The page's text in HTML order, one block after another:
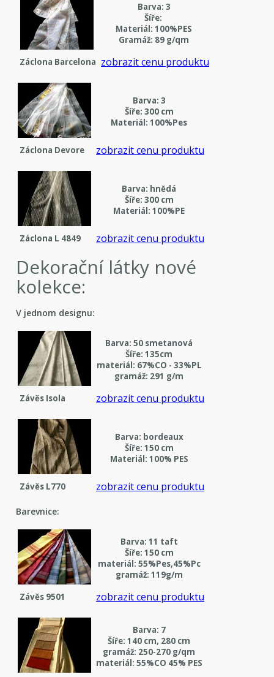
Barva: 3
Šíře:
Materiál: 100%PES
Gramáž: 89 g/qm
Záclona Barcelona zobrazit cenu produktu
Barva: 3
Šíře: 300 cm
Materiál: 100%Pes
Záclona Devore zobrazit cenu produktu
Barva: hnědá
Šíře: 300 cm
Materiál: 100%PE
Záclona L 4849 zobrazit cenu produktu
Dekorační látky nové
kolekce:
V jednom designu:
Barva: 50 smetanová
Šíře: 135cm
materiál: 67%CO - 33%PL
gramáž: 291 g/m
Závěs Isola
zobrazit cenu produktu
Barva: bordeaux
Šíře: 150 cm
Materiál: 100% PES
Závěs L770 zobrazit cenu produktu
Barevnice:
Barva: 11 taft
Šíře: 150 cm
materiál: 55%Pes,45%Pc
gramáž: 119g/m
Závěs 9501
zobrazit cenu produktu
Barva: 7
Šíře: 140 cm, 280 cm
gramáž: 250-270 g/qm
materiál: 55%CO 45% PES